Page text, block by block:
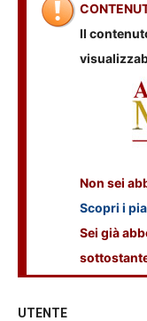
Il
Non sei
Scopri i
Sei già
UTENTE